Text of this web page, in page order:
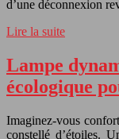
d’une déconnexion
Lire la suite
Lampe
écologique
Imaginez-vous
constellé d’étoiles.